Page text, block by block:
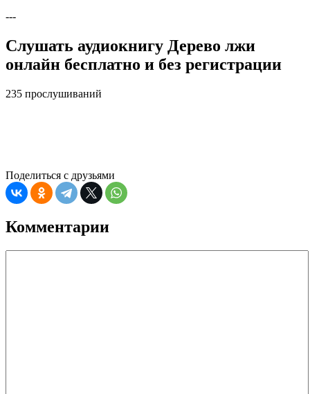
---
Слушать аудиокнигу Дерево лжи
онлайн бесплатно и без регистрации
235 прослушиваний
Поделиться с друзьями
Комментарии